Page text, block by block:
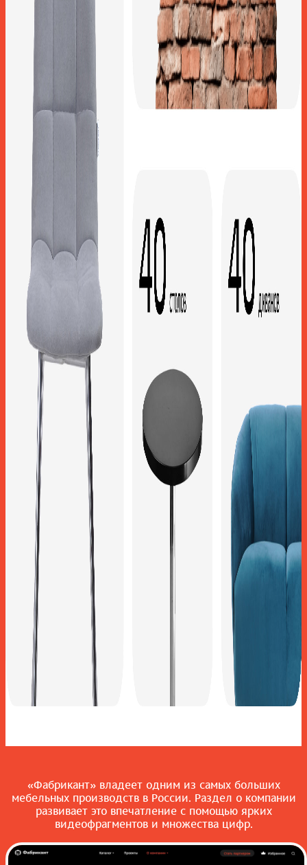
«Фабрикант» владеет одним из самых больших
мебельных производств в России. Раздел о компании
развивает это впечатление с помощью ярких
видеофрагментов и множества цифр.